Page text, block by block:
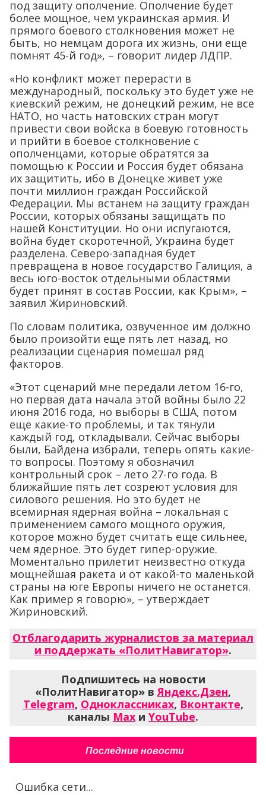
под защиту ополчение. Ополчение будет
более мощное, чем украинская армия. И
прямого боевого столкновения может не
быть, но немцам дорога их жизнь, они еще
помнят 45-й год», – говорит лидер ЛДПР.
«Но конфликт может перерасти в
международный, поскольку это будет уже не
киевский режим, не донецкий режим, не все
НАТО, но часть натовских стран могут
привести свои войска в боевую готовность
и прийти в боевое столкновение с
ополченцами, которые обратятся за
помощью к России и Россия будет обязана
их защитить, ибо в Донецке живет уже
почти миллион граждан Российской
Федерации. Мы встанем на защиту граждан
России, которых обязаны защищать по
нашей Конституции. Но они испугаются,
война будет скоротечной, Украина будет
разделена. Северо-западная будет
превращена в новое государство Галиция, а
весь юго-восток отдельными областями
будет принят в состав России, как Крым», –
заявил Жириновский.
По словам политика, озвученное им должно
было произойти еще пять лет назад, но
реализации сценария помешал ряд
факторов.
«Этот сценарий мне передали летом 16-го,
но первая дата начала этой войны было 22
июня 2016 года, но выборы в США, потом
еще какие-то проблемы, и так тянули
каждый год, откладывали. Сейчас выборы
были, Байдена избрали, теперь опять какие-
то вопросы. Поэтому я обозначил
контрольный срок – лето 27-го года. В
ближайшие пять лет созреют условия для
силового решения. Но это будет не
всемирная ядерная война – локальная с
применением самого мощного оружия,
которое можно будет считать еще сильнее,
чем ядерное. Это будет гипер-оружие.
Моментально прилетит неизвестно откуда
мощнейшая ракета и от какой-то маленькой
страны на юге Европы ничего не останется.
Как пример я говорю», – утверждает
Жириновский.
Отблагодарить журналистов за материал
и поддержать «ПолитНавигатор».
Подпишитесь на новости
«ПолитНавигатор» вЯндекс.Дзен,
Telegram, Одноклассниках, Вконтакте,
каналы Max и YouTube.
Последние новости
Ошибка сети...